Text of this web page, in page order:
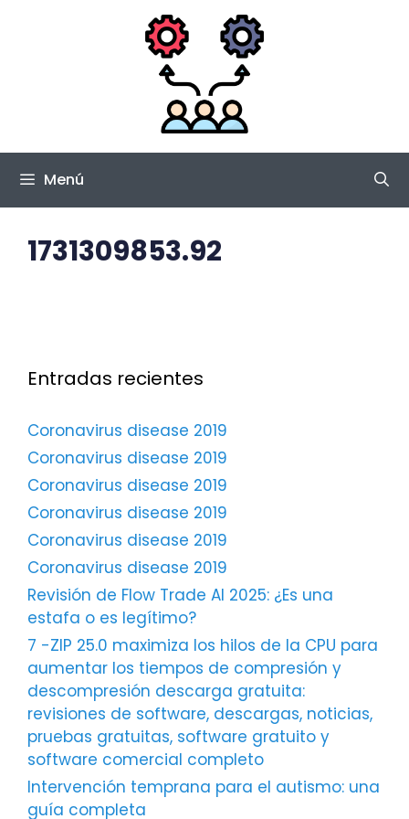
Menú
1731309853.92
Entradas recientes
Coronavirus disease 2019
Coronavirus disease 2019
Coronavirus disease 2019
Coronavirus disease 2019
Coronavirus disease 2019
Coronavirus disease 2019
Revisión de Flow Trade AI 2025: ¿Es una
estafa o es legítimo?
7 -ZIP 25.0 maximiza los hilos de la CPU para
aumentar los tiempos de compresión y
descompresión descarga gratuita:
revisiones de software, descargas, noticias,
pruebas gratuitas, software gratuito y
software comercial completo
Intervención temprana para el autismo: una
guía completa